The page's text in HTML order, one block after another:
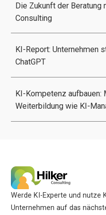
Die Zukunft der
Consulting
KI-Report: Unternehmen
ChatGPT
KI-Kompetenz aufbauen:
Weiterbildung wie KI-
Werde KI-Experte und nutze
Unternehmen auf das